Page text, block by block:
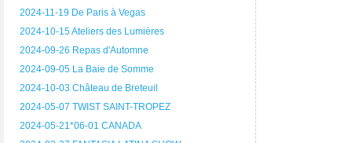
2024-11-19 De Paris à Vegas
2024-10-15 Ateliers des Lumières
2024-09-26 Repas d'Automne
2024-09-05 La Baie de Somme
2024-10-03 Château de Breteuil
2024-05-07 TWIST SAINT-TROPEZ
2024-05-21*06-01 CANADA